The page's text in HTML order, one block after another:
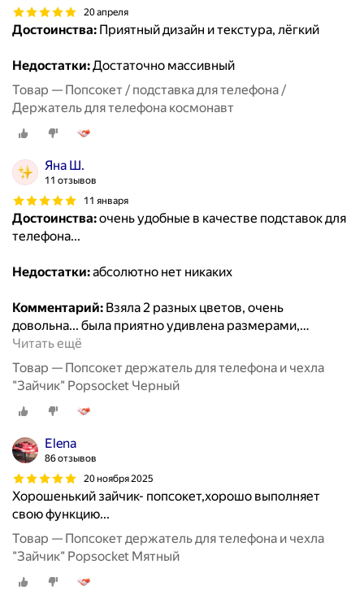
20 апреля
Достоинства: Приятный дизайн и текстура, лёгкий
Недостатки:Достаточно массивный
Товар — Попсокет / подставка для телефона /
Держатель для телефона космонавт
Яна Ш.
11 отзывов
11 января
Достоинства:очень удобные в качестве подставок для
телефона...
Недостатки:абсолютно нет никаких
Комментарий: Взяла 2 разных цветов, очень
довольна... была приятно удивлена размерами,…
Читать ещё
Товар — Попсокет держатель для телефона и чехла
"Зайчик" Popsocket Черный
Elena
86 отзывов
20 ноября 2025
Хорошенький зайчик- попсокет,хорошо выполняет
свою функцию...
Товар — Попсокет держатель для телефона и чехла
"Зайчик" Popsocket Мятный